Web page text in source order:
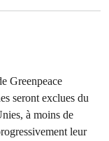
Greenpeace
seront exclues du
à moins de
leur